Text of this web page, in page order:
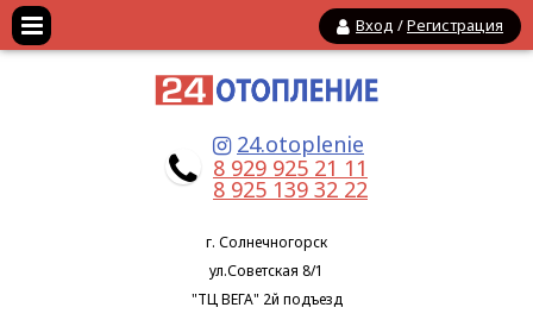
Вход /Регистрация
24.otoplenie
8 929 925 21 11
8 925 139 32 22
г. Солнечногорск
ул.Советская 8/1
"ТЦ ВЕГА" 2й подъезд